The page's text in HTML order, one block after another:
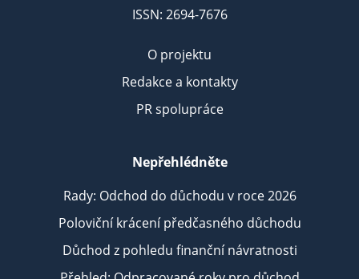
ISSN: 2694-7676
O projektu
Redakce a kontakty
PR spolupráce
Nepřehlédněte
Rady: Odchod do důchodu v roce 2026
Poloviční krácení předčasného důchodu
Důchod z pohledu finanční návratnosti